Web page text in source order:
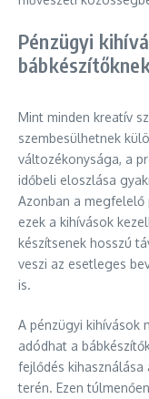
Pénzügyi
Mint minden kreatív
szembesülhetnek
változékonysága, a
időbeli eloszlása
Azonban a
ezek a kihívások
készítsenek hosszú
veszi az esetleges
is.
A pénzügyi kihívások
adódhat a
fejlődés kihasználása
terén. Ezen